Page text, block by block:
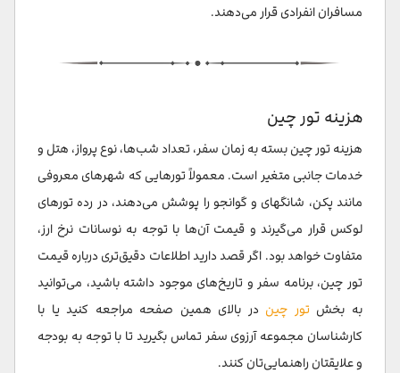
مسافران انفرادی قرار می‌دهند.
هزینه تور چین
هزینه تور چین بسته به زمان سفر، تعداد شب‌ها، نوع پرواز، هتل و
خدمات جانبی متغیر است. معمولاً تورهایی که شهرهای معروفی
مانند پکن، شانگهای و گوانجو را پوشش می‌دهند، در رده تورهای
لوکس قرار می‌گیرند و قیمت آن‌ها با توجه به نوسانات نرخ ارز،
متفاوت خواهد بود. اگر قصد دارید اطلاعات دقیق‌تری درباره قیمت
تور چین، برنامه سفر و تاریخ‌های موجود داشته باشید، می‌توانید
به بخش تور چین در بالای همین صفحه مراجعه کنید یا با
کارشناسان مجموعه آرزوی سفر تماس بگیرید تا با توجه به بودجه
و علایقتان راهنمایی‌تان کنند.